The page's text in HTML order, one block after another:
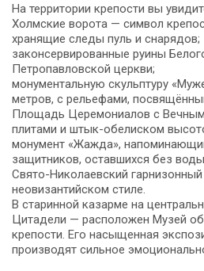
На территории крепости вы
Холмские ворота — символ
хранящие следы пуль и снарядов;
законсервированные руины
Петропавловской церкви;
монументальную скульптуру
метров, с рельефами,
Площадь Церемониалов с
плитами и штык-обелиском
монумент «Жажда»,
защитников, оставшихся без
Свято-Николаевский
неовизантийском стиле.
В старинной казарме на
Цитадели — расположен Музей
крепости. Его насыщенная
производят сильное